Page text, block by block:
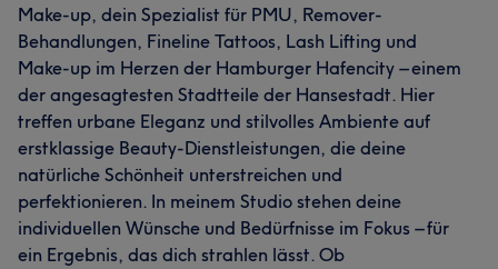
Make-up, dein Spezialist für PMU, Remover-
Behandlungen, Fineline Tattoos, Lash Lifting und
Make-up im Herzen der Hamburger Hafencity – einem
der angesagtesten Stadtteile der Hansestadt. Hier
treffen urbane Eleganz und stilvolles Ambiente auf
erstklassige Beauty-Dienstleistungen, die deine
natürliche Schönheit unterstreichen und
perfektionieren. In meinem Studio stehen deine
individuellen Wünsche und Bedürfnisse im Fokus – für
ein Ergebnis, das dich strahlen lässt. Ob